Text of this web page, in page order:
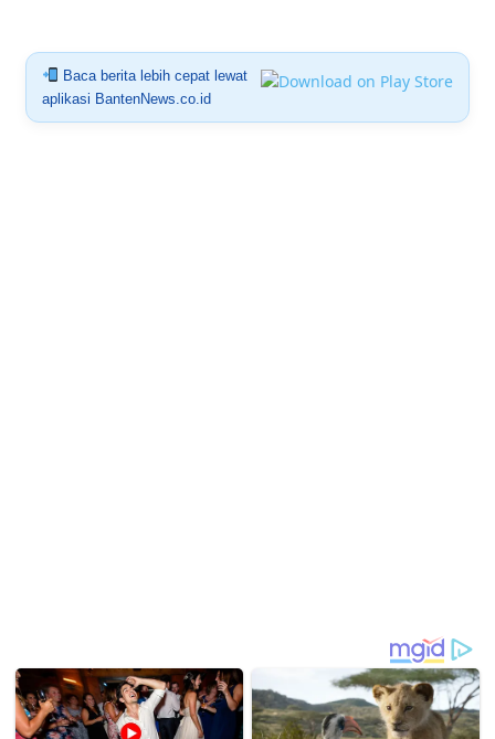
Baca berita lebih cepat lewat
aplikasi BantenNews.co.id